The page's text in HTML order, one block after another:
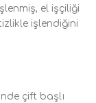
el işçiliği
işlendiğini
çift başlı